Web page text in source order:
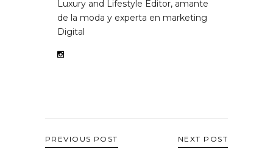
Luxury and Lifestyle Editor, amante
de la moda y experta en marketing
Digital
PREVIOUS POST NEXT POST